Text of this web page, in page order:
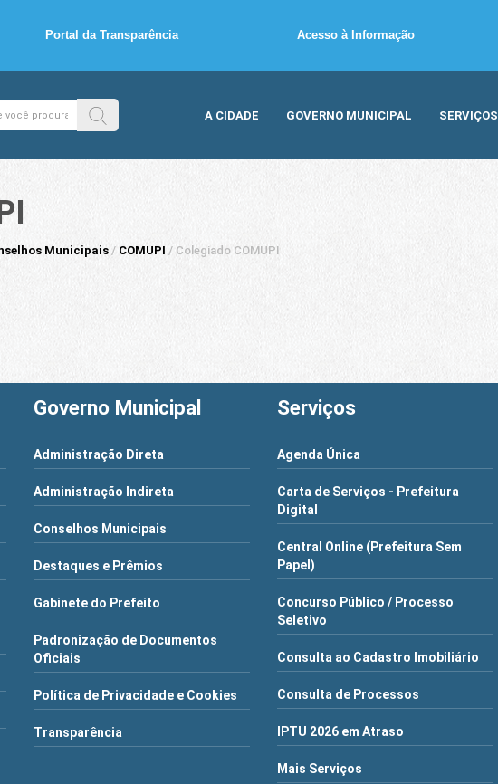
Portal da Transparência Acesso à Informação
A CIDADE GOVERNO MUNICIPAL SERVIÇOS
Municipais/ COMUPI / Colegiado COMUPI
Governo Municipal
Administração Direta
Administração Indireta
Conselhos Municipais
Destaques e Prêmios
Gabinete do Prefeito
Padronização de Documentos
Oficiais
Política de Privacidade e Cookies
Transparência
Serviços
Agenda Única
Carta de Serviços - Prefeitura
Digital
Central Online (Prefeitura Sem
Papel)
Concurso Público / Processo
Seletivo
Consulta ao Cadastro Imobiliário
Consulta de Processos
IPTU 2026 em Atraso
Mais Serviços